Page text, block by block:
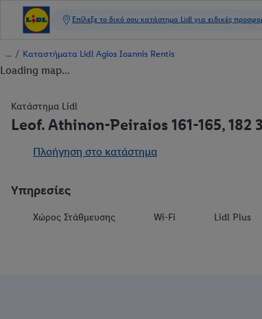
/ Καταστήματα Lidl Agios Ioannis Rentis
Loading map...
Κατάστημα Lidl
Leof. Athinon-Peiraios 161-165,
Πλοήγηση στο κατάστημα
Υπηρεσίες
Χώρος Στάθμευσης Wi-Fi Lidl Plus